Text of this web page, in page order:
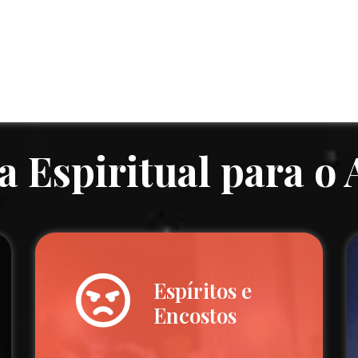
Espiritual para o
Espíritos e
Encostos